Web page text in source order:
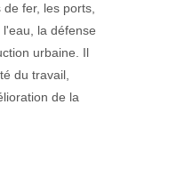
fer, les ports,
la défense
urbaine. Il
du travail,
de la